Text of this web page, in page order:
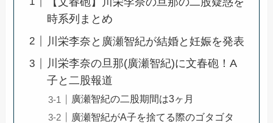
時系列まとめ
川栄李奈と廣瀬智紀が結婚と妊娠を発表
川栄李奈の旦那(廣瀬智紀)に文春砲！A
子と二股報道
廣瀬智紀の二股期間は3ヶ月
廣瀬智紀がA子を捨てる際のゴタゴタ